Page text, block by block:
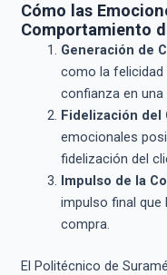
Cómo las
Comportamiento
Generación de
como la felicidad
confianza en una
Fidelización del
emocionales
fidelización del
Impulso de la
impulso final que
compra.
El Politécnico de